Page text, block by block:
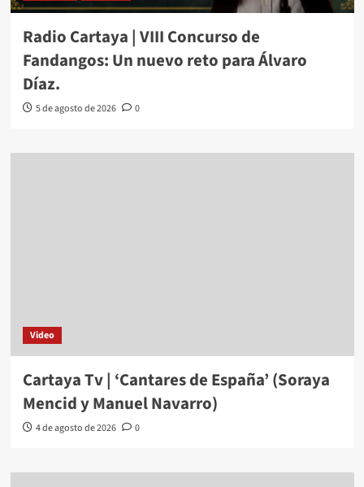
Radio Cartaya | VIII Concurso de
Fandangos: Un nuevo reto para Álvaro
Díaz.
5 de agosto de 2026 0
Video
Cartaya Tv | ‘Cantares de España’ (Soraya
Mencid y Manuel Navarro)
4 de agosto de 2026 0